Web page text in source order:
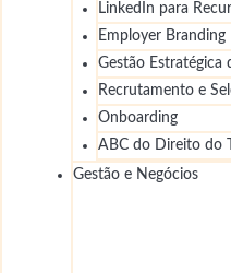
LinkedIn para
Employer
Gestão Estratégica
Recrutamento e
Onboarding
ABC do Direito do
Gestão e Negócios